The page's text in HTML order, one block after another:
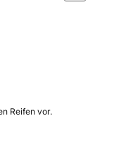
Reifen vor.